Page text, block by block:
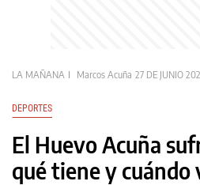
LA MAÑANA Marcos Acuña 27 DE JUNIO
DEPORTES
El Huevo Acuña
qué tiene y cuándo